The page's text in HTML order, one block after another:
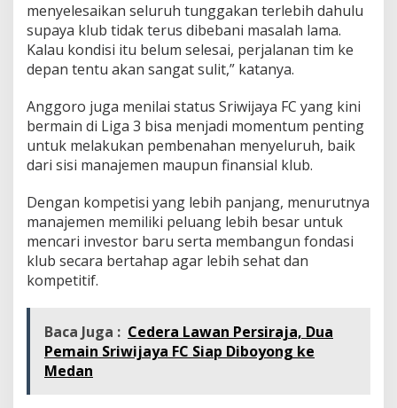
menyelesaikan seluruh tunggakan terlebih dahulu
supaya klub tidak terus dibebani masalah lama.
Kalau kondisi itu belum selesai, perjalanan tim ke
depan tentu akan sangat sulit,” katanya.
Anggoro juga menilai status Sriwijaya FC yang kini
bermain di Liga 3 bisa menjadi momentum penting
untuk melakukan pembenahan menyeluruh, baik
dari sisi manajemen maupun finansial klub.
Dengan kompetisi yang lebih panjang, menurutnya
manajemen memiliki peluang lebih besar untuk
mencari investor baru serta membangun fondasi
klub secara bertahap agar lebih sehat dan
kompetitif.
Baca Juga : Cedera Lawan Persiraja, Dua
Pemain Sriwijaya FC Siap Diboyong ke
Medan